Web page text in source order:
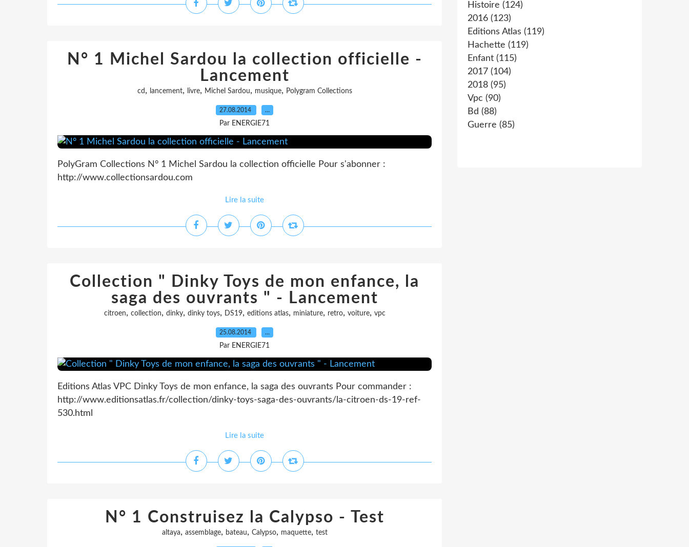
N° 1 Michel Sardou la collection officielle -
Lancement
cd , lancement, livre, Michel Sardou, musique, Polygram Collections
27.08.2014 …
Par ENERGIE71
PolyGram Collections N° 1 Michel Sardou la collection officielle Pour s'abonner :
http://www.collectionsardou.com
Lire la suite
Collection " Dinky Toys de mon enfance, la
saga des ouvrants " - Lancement
citroen, collection, dinky, dinky toys, DS19, editions atlas, miniature, retro, voiture, vpc
25.08.2014 …
Par ENERGIE71
Editions Atlas VPC Dinky Toys de mon enfance, la saga des ouvrants Pour commander :
http://www.editionsatlas.fr/collection/dinky-toys-saga-des-ouvrants/la-citroen-ds-19-ref-
530.html
Lire la suite
N° 1 Construisez la Calypso - Test
altaya, assemblage, bateau, Calypso, maquette, test
Histoire (124)
2016 (123)
Editions Atlas (119)
Hachette (119)
Enfant (115)
2017 (104)
2018 (95)
Vpc (90)
Bd (88)
Guerre (85)